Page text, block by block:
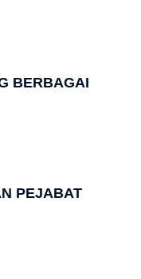
BERBAGAI
PEJABAT